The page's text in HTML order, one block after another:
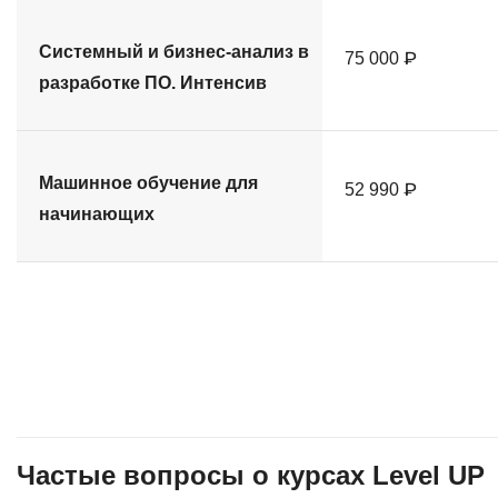
Системный и бизнес-анализ в
разработке ПО. Интенсив
75 000 ₽
Машинное обучение для
начинающих
52 990 ₽
Частые вопросы о курсах Level UP